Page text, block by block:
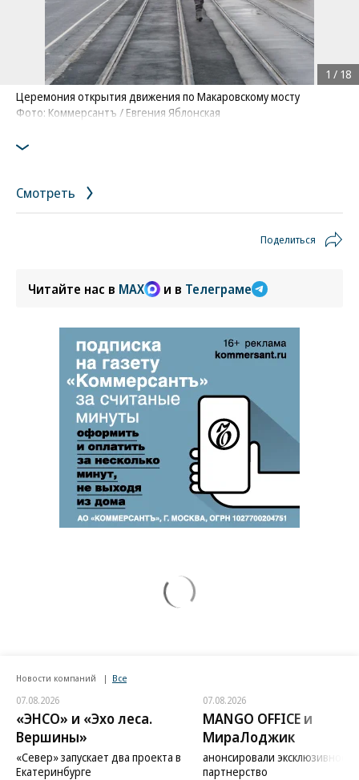
Церемония открытия движения по Макаровскому мосту
Фото: Коммерсантъ / Евгения Яблонская
1 / 18
Смотреть
Поделиться
Читайте нас в MAX и в Телеграме
Новости компаний Все
07.08.2026
«ЭНСО» и «Эхо леса.
Вершины»
«Север» запускает два проекта в
Екатеринбурге
07.08.2026
MANGO OFFICE и
МираЛоджик
анонсировали эксклюзивное
партнерство